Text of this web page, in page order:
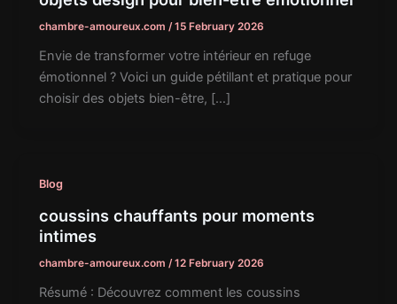
chambre-amoureux.com /15 February 2026
Envie de transformer votre intérieur en refuge
émotionnel ? Voici un guide pétillant et pratique pour
choisir des objets bien-être, […]
Blog
coussins chauffants pour moments
intimes
chambre-amoureux.com/12 February 2026
Résumé : Découvrez comment les coussins